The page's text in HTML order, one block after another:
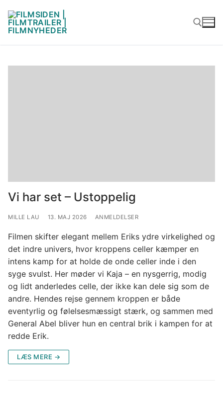
indhold
Søg efter:
Vi har set – Ustoppelig
MILLE LAU 13. MAJ 2026 ANMELDELSER
Filmen skifter elegant mellem Eriks ydre virkelighed og
det indre univers, hvor kroppens celler kæmper en
intens kamp for at holde de onde celler inde i den
syge svulst. Her møder vi Kaja – en nysgerrig, modig
og lidt anderledes celle, der ikke kan dele sig som de
andre. Hendes rejse gennem kroppen er både
eventyrlig og følelsesmæssigt stærk, og sammen med
General Abel bliver hun en central brik i kampen for at
redde Erik.
LÆS MERE →